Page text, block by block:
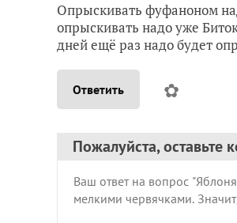
Опрыскивать фуфаноном
опрыскивать надо уже
дней ещё раз надо будет
Ответить ✿
Пожалуйста, оставьте